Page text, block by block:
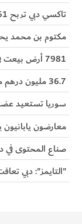
تاكسي دبي تربح 61 مليوناً في نصف عام "متقلب"
مكتوم بن محمد
7981 أرض بيعت في دبي خلال 7 شهور وهذه المنطقة تتصدر
36.7 مليون درهم من الإمارات تتجمع في العريش المصرية
سوريا تستعيد
معارضون يابانيون
صناع المحتوى في
"التايمز": دبي